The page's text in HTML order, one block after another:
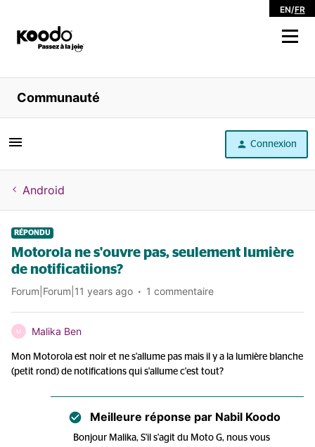
EN/FR
Magasiner
Libre service
Aide
Communauté
Connexion
Android
RÉPONDU
Motorola ne s'ouvre pas, seulement lumière
de notificatiions?
Forum|Forum|11 years ago 1 commentaire
M Malika Ben
Mon Motorola est noir et ne s'allume pas mais il y a la lumière blanche
(petit rond) de notifications qui s'allume c'est tout?
Meilleure réponse par Nabil Koodo
Bonjour Malika, S'il s'agit du Moto G, nous vous